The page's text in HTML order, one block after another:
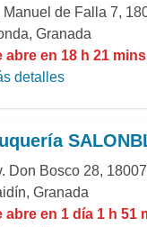
Manuel de Falla 7,
Granada
abre en 18 h 21 mins
detalles
Don Bosco 28,
Granada
abre en 1 día 1 h 51